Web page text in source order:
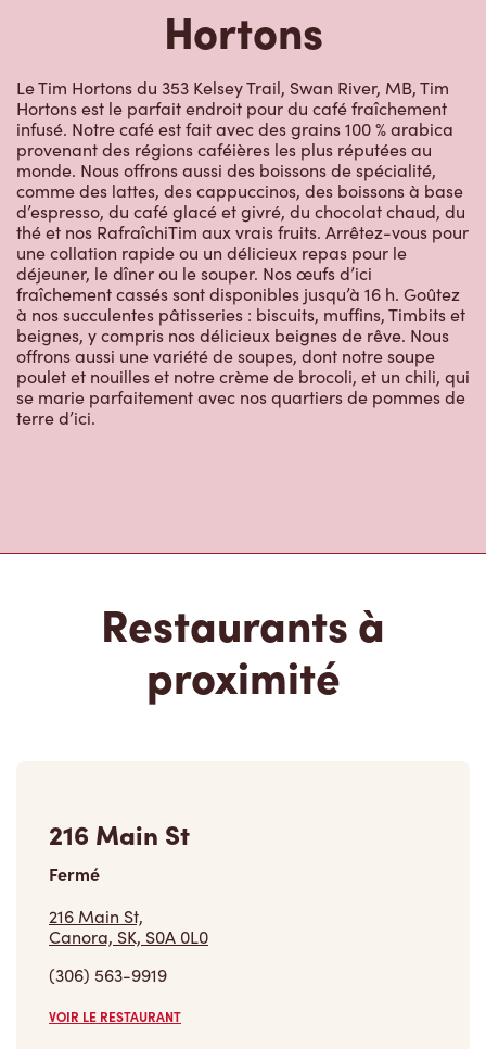
Hortons
Le Tim Hortons du 353 Kelsey Trail, Swan River, MB, Tim
Hortons est le parfait endroit pour du café fraîchement
infusé. Notre café est fait avec des grains 100 % arabica
provenant des régions caféières les plus réputées au
monde. Nous offrons aussi des boissons de spécialité,
comme des lattes, des cappuccinos, des boissons à base
d’espresso, du café glacé et givré, du chocolat chaud, du
thé et nos RafraîchiTim aux vrais fruits. Arrêtez-vous pour
une collation rapide ou un délicieux repas pour le
déjeuner, le dîner ou le souper. Nos œufs d’ici
fraîchement cassés sont disponibles jusqu’à 16 h. Goûtez
à nos succulentes pâtisseries : biscuits, muffins, Timbits et
beignes, y compris nos délicieux beignes de rêve. Nous
offrons aussi une variété de soupes, dont notre soupe
poulet et nouilles et notre crème de brocoli, et un chili, qui
se marie parfaitement avec nos quartiers de pommes de
terre d’ici.
Restaurants à
proximité
216 Main St
Fermé
216 Main St,
Canora, SK, S0A 0L0
(306) 563-9919
VOIR LE RESTAURANT